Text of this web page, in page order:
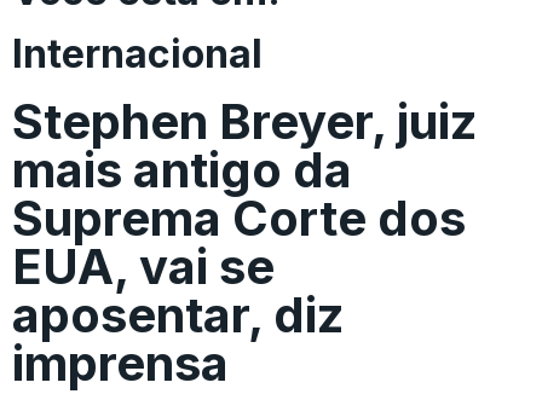
Internacional
Stephen Breyer, juiz
mais antigo da
Suprema Corte dos
EUA, vai se
aposentar, diz
imprensa